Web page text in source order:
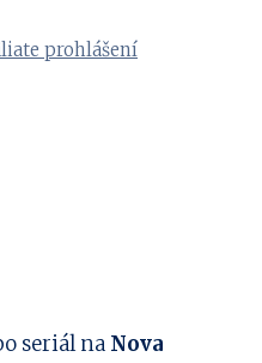
prohlášení
seriál na Nova